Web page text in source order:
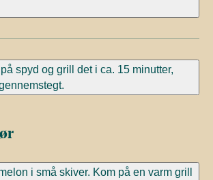
spyd og grill det i ca. 15 minutter,
i små skiver. Kom på en varm grill